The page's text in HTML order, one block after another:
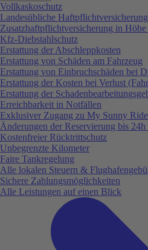
Vollkaskoschutz
Landesübliche Haftpflichtversicherung
Zusatzhaftpflichtversicherung in
Kfz-Diebstahlschutz
Erstattung der Abschleppkosten
Erstattung von Schäden am Fahrzeug
Erstattung von Einbruchschäden bei
Erstattung der Kosten bei Verlust
Erstattung der
Erreichbarkeit in Notfällen
Exklusiver Zugang zu My Sunny Ride
Änderungen der Reservierung bis
Kostenfreier Rücktrittschutz
Unbegrenzte Kilometer
Faire Tankregelung
Alle lokalen Steuern &
Sichere Zahlungsmöglichkeiten
Alle Leistungen auf einen Blick